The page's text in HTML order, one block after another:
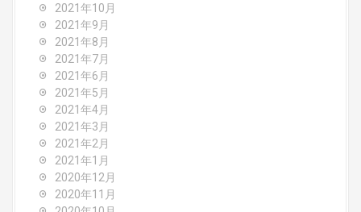
2021年10月
2021年9月
2021年8月
2021年7月
2021年6月
2021年5月
2021年4月
2021年3月
2021年2月
2021年1月
2020年12月
2020年11月